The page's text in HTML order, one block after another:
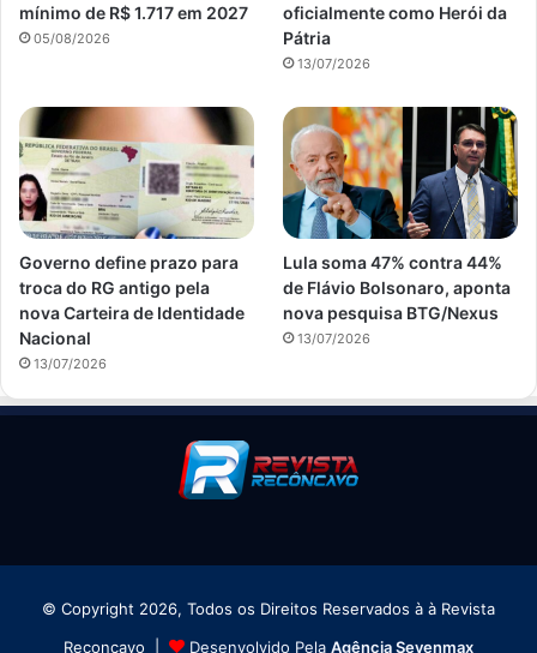
mínimo de R$ 1.717 em 2027
05/08/2026
oficialmente como Herói da
Pátria
13/07/2026
Governo define prazo para
troca do RG antigo pela
nova Carteira de Identidade
Nacional
13/07/2026
Lula soma 47% contra 44%
de Flávio Bolsonaro, aponta
nova pesquisa BTG/Nexus
13/07/2026
© Copyright 2026, Todos os Direitos Reservados à à Revista
Reconcavo |
Desenvolvido Pela Agência Sevenmax